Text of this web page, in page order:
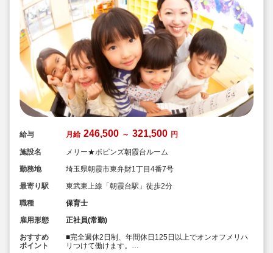
給与 月給 246,500 ～ 321,500 円
施設名
メリー★ポピンズ朝霞台ルーム
勤務地
埼玉県朝霞市東弁財1丁目4番7号
最寄り駅
東武東上線「朝霞台駅」徒歩2分
職種
保育士
雇用形態
正社員(常勤)
おすすめ
ポイント
■完全週休2日制、年間休日125日以上でオンオフメリハ
リつけて働けます。